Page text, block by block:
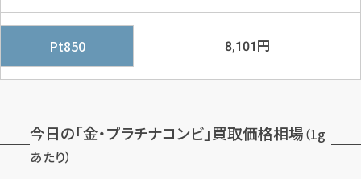
Pt850 8,101円
今日の「金・プラチナコンビ」買取価格相場（1g
あたり）